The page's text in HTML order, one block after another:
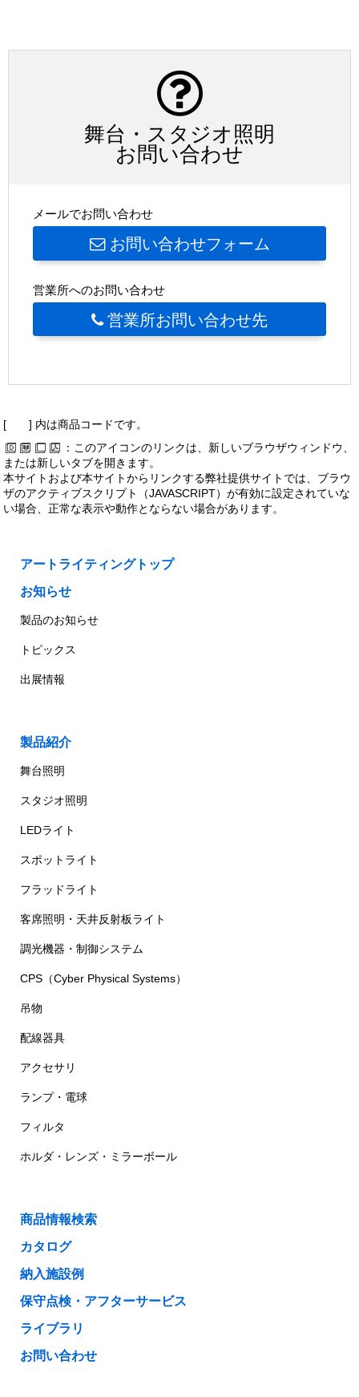
舞台・スタジオ照明
お問い合わせ
メールでお問い合わせ
お問い合わせフォーム
営業所へのお問い合わせ
営業所お問い合わせ先
[ ] 内は商品コードです。
：このアイコンのリンクは、新しいブラウザウィンドウ、
または新しいタブを開きます。
本サイトおよび本サイトからリンクする弊社提供サイトでは、ブラウ
ザのアクティブスクリプト（JAVASCRIPT）が有効に設定されていな
い場合、正常な表示や動作とならない場合があります。
アートライティングトップ
お知らせ
製品のお知らせ
トピックス
出展情報
製品紹介
舞台照明
スタジオ照明
LEDライト
スポットライト
フラッドライト
客席照明・天井反射板ライト
調光機器・制御システム
CPS（Cyber Physical Systems）
吊物
配線器具
アクセサリ
ランプ・電球
フィルタ
ホルダ・レンズ・ミラーボール
商品情報検索
カタログ
納入施設例
保守点検・アフターサービス
ライブラリ
お問い合わせ